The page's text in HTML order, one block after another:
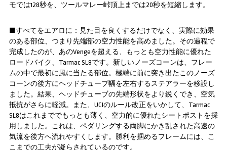
モでは128秒を、ツールマレー峠頂上までは20秒を短縮します。
■すべてをエアロに：見た目を良くするだけでなく、実際に効果
のある部位、つまり先端部の空力性能を高めました。その過程で
完成したのが、あのVengeを超える、もっとも空力性能に優れた
ロードバイク、Tarmac SL8です。新しいノーズコーンは、フレー
ムの中で最初に風に当たる部位。極端に前に突き出たこのノーズ
コーンの後方にヘッドチューブ幅を左右するステアラーを移設し
ました。結果、ヘッドチューブの先端形状をより鋭くでき、空気
抵抗がさらに軽減。また、UCIのルール改正をいかして、Tarmac
SL8はこれまででもっとも薄く、空力的に優れたシートポストを採
用しました。これは、ペダリングする両脚にかき乱された高速の
気流を後方へ流れやすくします。勝利を掴めるフレームには、こ
こまでの工夫が凝らされているのです。